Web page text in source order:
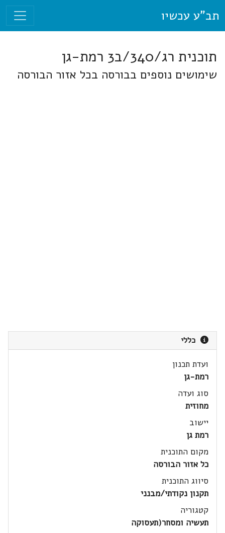
תב"ע עכשיו
תוכנית רג/340/ב3 רמת-גן
שימושים נוספים בבורסה בכל אזור הבורסה
כללי
ועדת תכנון
רמת-גן
סוג ועדה
מחוזית
יישוב
רמת גן
מקום התוכנית
כל אזור הבורסה
סיווג התוכנית
תקנון נקודתי/מבנני
קטגוריה
תעשיה ומסחר(תעסוקה